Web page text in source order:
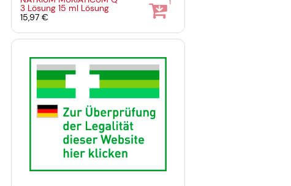
3 Lösung15 ml Lösung
15,97 €
1